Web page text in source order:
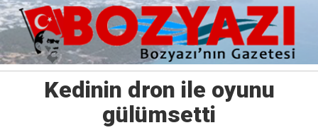
Kedinin dron ile oyunu
gülümsetti